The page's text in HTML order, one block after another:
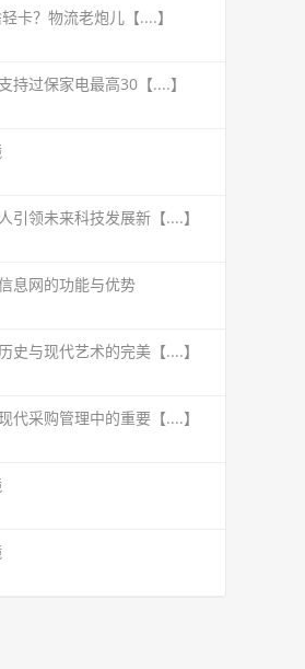
卡？物流老炮儿【....】
持过保家电最高30【....】
引领未来科技发展新【....】
息网的功能与优势
史与现代艺术的完美【....】
代采购管理中的重要【....】